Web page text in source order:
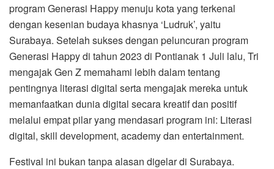
program Generasi Happy menuju kota yang terkenal
dengan kesenian budaya khasnya ‘Ludruk’, yaitu
Surabaya. Setelah sukses dengan peluncuran program
Generasi Happy di tahun 2023 di Pontianak 1 Juli lalu, Tri
mengajak Gen Z memahami lebih dalam tentang
pentingnya literasi digital serta mengajak mereka untuk
memanfaatkan dunia digital secara kreatif dan positif
melalui empat pilar yang mendasari program ini: Literasi
digital, skill development, academy dan entertainment.
Festival ini bukan tanpa alasan digelar di Surabaya.